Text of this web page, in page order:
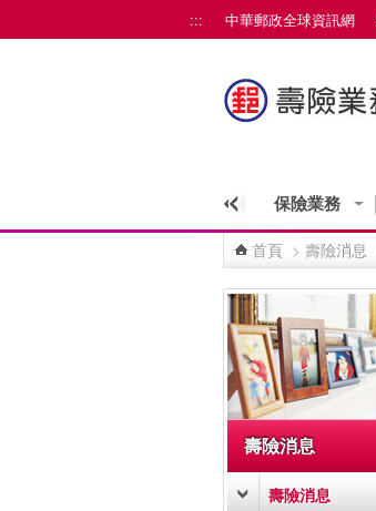
::: 中華郵政全球資訊網
保險業務
首頁 > 壽險消息
壽險消息
壽險消息